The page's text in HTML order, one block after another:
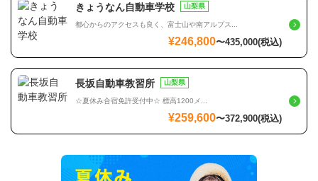
山梨県
きょうなん自動車学校
都心からのアクセスも良く、富士山や南アルプス...
¥246,800〜435,000(税込)
山梨県
長坂自動車教習所
☆夏休み合宿免許受付中☆ 標高1200メ...
¥259,600〜372,900(税込)